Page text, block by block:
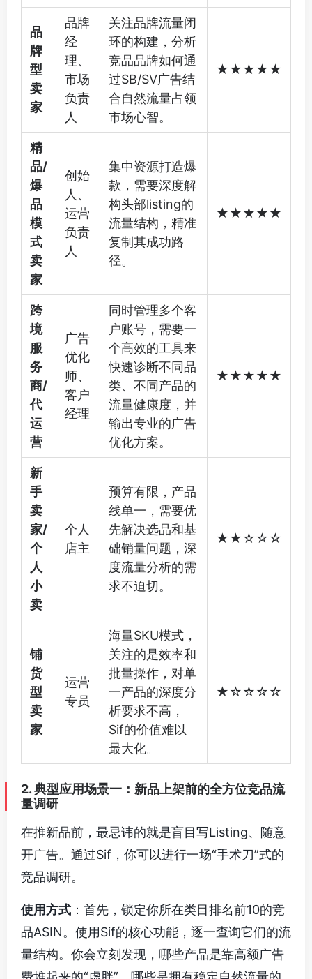
品
牌
型
卖
家
品牌
经
理、
市场
负责
人
关注品牌流量闭
环的构建，分析
竞品品牌如何通
过SB/SV广告结
合自然流量占领
市场心智。
★★★★★
精
品/
爆
品
模
式
卖
家
创始
人、
运营
负责
人
集中资源打造爆
款，需要深度解
构头部listing的
流量结构，精准
复制其成功路
径。
★★★★★
跨
境
服
务
商/
代
运
营
广告
优化
师、
客户
经理
同时管理多个客
户账号，需要一
个高效的工具来
快速诊断不同品
类、不同产品的
流量健康度，并
输出专业的广告
优化方案。
★★★★★
新
手
卖
家/
个
人
小
卖
个人
店主
预算有限，产品
线单一，需要优
先解决选品和基
础销量问题，深
度流量分析的需
求不迫切。
★★☆☆☆
铺
货
型
卖
家
运营
专员
海量SKU模式，
关注的是效率和
批量操作，对单
一产品的深度分
析要求不高，
Sif的价值难以
最大化。
★☆☆☆☆
2. 典型应用场景一：新品上架前的全方位竞品流
量调研
在推新品前，最忌讳的就是盲目写Listing、随意
开广告。通过Sif，你可以进行一场“手术刀”式的
竞品调研。
使用方式 ：首先，锁定你所在类目排名前10的竞
品ASIN。使用Sif的核心功能，逐一查询它们的流
量结构。你会立刻发现，哪些产品是靠高额广告